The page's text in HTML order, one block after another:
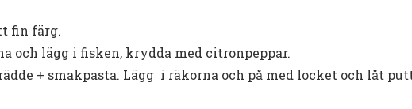
fin färg.
och lägg i fisken, krydda med citronpeppar.
+ smakpasta. Lägg i räkorna och på med locket och låt